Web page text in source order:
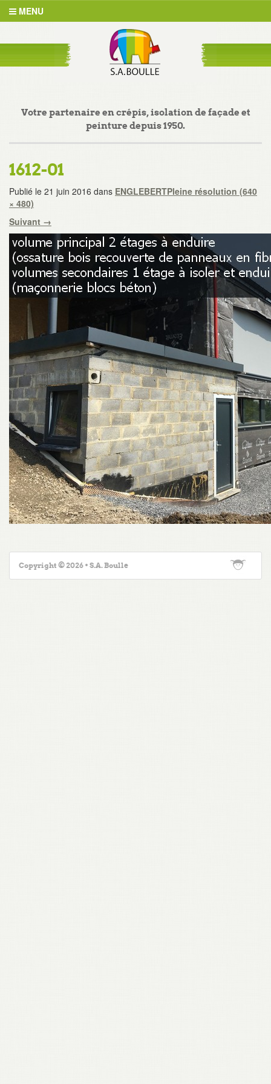
MENU
Votre partenaire en crépis, isolation de façade et
peinture depuis 1950.
1612-01
Publié le 21 juin 2016 dans ENGLEBERTPleine résolution (640
× 480)
Suivant →
Copyright © 2026 • S.A. Boulle